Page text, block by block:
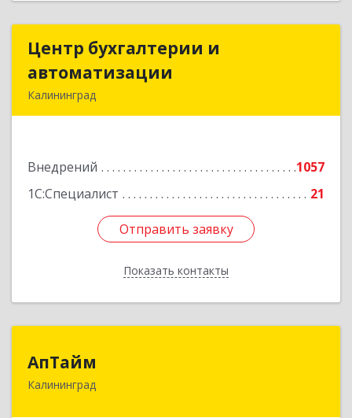
Центр бухгалтерии и
автоматизации
Калининград
Внедрений
1057
1С:Специалист
21
Отправить заявку
Показать контакты
Центр бухгалтерии и
Подробнее
Отправить заявку
Назад
АпТайм
Калининград
236023, Калининградская обл, Калининград г,